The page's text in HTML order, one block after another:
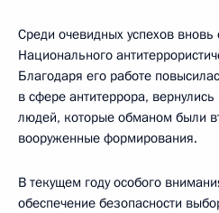
Среди очевидных успехов вновь
Национального
Благодаря его работе
в сфере антитеррора,
людей, которые обманом были
вооруженные формирования.
В текущем году особого
обеспечение безопасности